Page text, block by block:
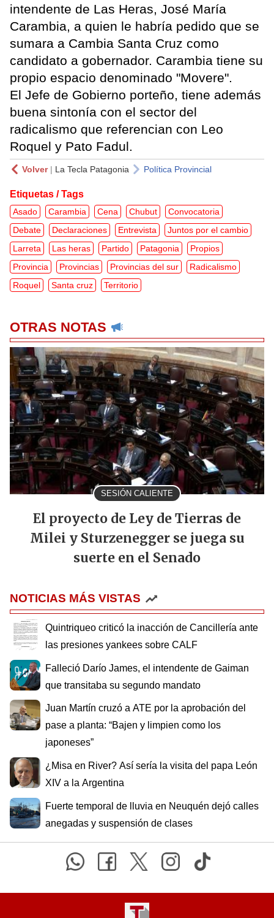
intendente de Las Heras, José María
Carambia, a quien le habría pedido que se
sumara a Cambia Santa Cruz como
candidato a gobernador. Carambia tiene su
propio espacio denominado "Movere".
El Jefe de Gobierno porteño, tiene además
buena sintonía con el sector del
radicalismo que referencian con Leo
Roquel y Pato Fadul.
Volver| La Tecla Patagonia Política Provincial
Etiquetas / Tags
Asado Carambia Cena Chubut
Convocatoria
Debate
Declaraciones Entrevista
Juntos por el cambio
Larreta
Las heras Partido Patagonia
Propios
Provincia
Provincias Provincias del sur
Radicalismo
Roquel
Santa cruz Territorio
OTRAS NOTAS
SESIÓN CALIENTE
El proyecto de Ley de Tierras de
Milei y Sturzenegger se juega su
suerte en el Senado
NOTICIAS MÁS VISTAS
Quintriqueo criticó la inacción de Cancillería ante
las presiones yankees sobre CALF
Falleció Darío James, el intendente de Gaiman
que transitaba su segundo mandato
Juan Martín cruzó a ATE por la aprobación del
pase a planta: “Bajen y limpien como los
japoneses”
¿Misa en River? Así sería la visita del papa León
XIV a la Argentina
Fuerte temporal de lluvia en Neuquén dejó calles
anegadas y suspensión de clases